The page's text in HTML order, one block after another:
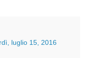
luglio 15, 2016